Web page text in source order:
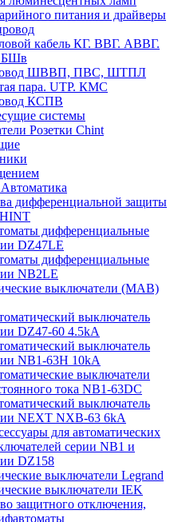
питания и драйверы
кабель КГ. ВВГ. АВВГ.
ШВВП, ПВС, ШТПЛ
пара. UTP. КМС
КСПВ
системы
Розетки Chint
дифференциальной защиты
дифференциальные
DZ47LE
дифференциальные
NB2LE
выключатели (МАВ)
выключатель
DZ47-60 4.5kA
выключатель
NB1-63H 10kA
выключатели
тока NB1-63DC
выключатель
NEXT NXB-63 6kA
для автоматических
серии NB1 и
DZ158
выключатели Legrand
выключатели IEK
защитного отключения,